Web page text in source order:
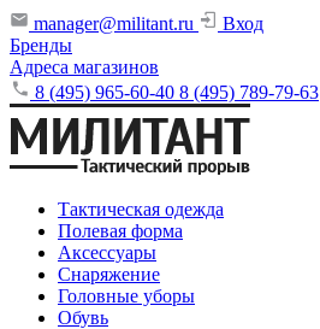
manager@militant.ru
Вход
Бренды
Адреса магазинов
8 (495) 965-60-40 8 (495) 789-79-63
Тактическая одежда
Полевая форма
Аксессуары
Снаряжение
Головные уборы
Обувь